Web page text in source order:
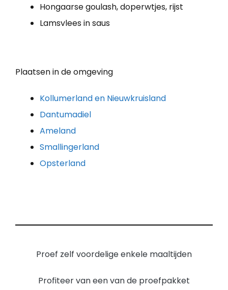
Hongaarse goulash, doperwtjes, rijst
Lamsvlees in saus
Plaatsen in de omgeving
Kollumerland en Nieuwkruisland
Dantumadiel
Ameland
Smallingerland
Opsterland
Proef zelf voordelige enkele maaltijden
Profiteer van een van de proefpakket